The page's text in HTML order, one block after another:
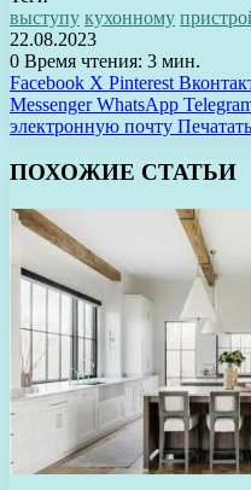
выступу кухонному
22.08.2023
0 Время чтения: 3 мин.
Facebook X Pinterest
Messenger WhatsApp
электронную почту Печатать
ПОХОЖИЕ СТАТЬИ